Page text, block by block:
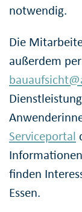
notwendig.
Die
außerdem
Serviceportal
finden
Essen.